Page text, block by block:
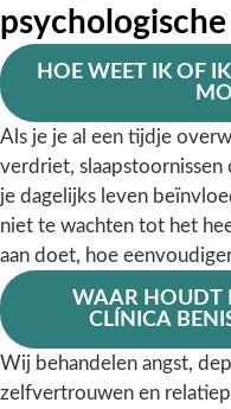
HOE WEET IK OF
Als je je al een tijdje
verdriet,
je dagelijks leven
niet te wachten tot het
aan doet, hoe
WAAR HOUDT
CLÍNICA
Wij behandelen angst,
zelfvertrouwen en